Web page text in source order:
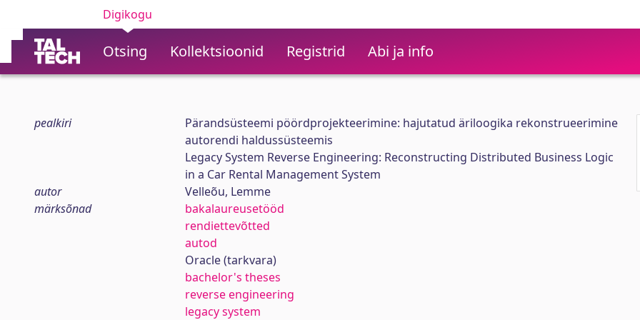
Digikogu
Otsing Kollektsioonid Registrid Abi ja info
pealkiri
Pärandsüsteemi pöördprojekteerimine: hajutatud äriloogika rekonstrueerimine
autorendi haldussüsteemis
Legacy System Reverse Engineering: Reconstructing Distributed Business Logic
in a Car Rental Management System
autor
Velleõu, Lemme
märksõnad
bakalaureusetööd
rendiettevõtted
autod
Oracle (tarkvara)
bachelor's theses
reverse engineering
legacy system